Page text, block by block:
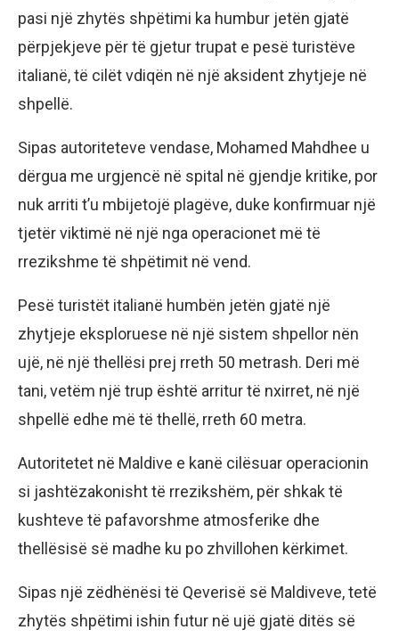
pasi një zhytës shpëtimi ka humbur jetën gjatë
përpjekjeve për të gjetur trupat e pesë turistëve
italianë, të cilët vdiqën në një aksident zhytjeje në
shpellë.
Sipas autoriteteve vendase, Mohamed Mahdhee u
dërgua me urgjencë në spital në gjendje kritike, por
nuk arriti t’u mbijetojë plagëve, duke konfirmuar një
tjetër viktimë në një nga operacionet më të
rrezikshme të shpëtimit në vend.
Pesë turistët italianë humbën jetën gjatë një
zhytjeje eksploruese në një sistem shpellor nën
ujë, në një thellësi prej rreth 50 metrash. Deri më
tani, vetëm një trup është arritur të nxirret, në një
shpellë edhe më të thellë, rreth 60 metra.
Autoritetet në Maldive e kanë cilësuar operacionin
si jashtëzakonisht të rrezikshëm, për shkak të
kushteve të pafavorshme atmosferike dhe
thellësisë së madhe ku po zhvillohen kërkimet.
Sipas një zëdhënësi të Qeverisë së Maldiveve, tetë
zhytës shpëtimi ishin futur në ujë gjatë ditës së